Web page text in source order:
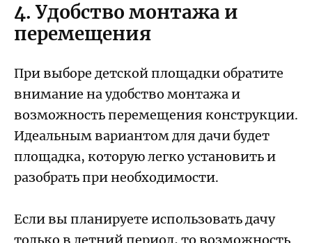
4. Удобство монтажа и
перемещения
При выборе детской площадки обратите
внимание на удобство монтажа и
возможность перемещения конструкции.
Идеальным вариантом для дачи будет
площадка, которую легко установить и
разобрать при необходимости.
Если вы планируете использовать дачу